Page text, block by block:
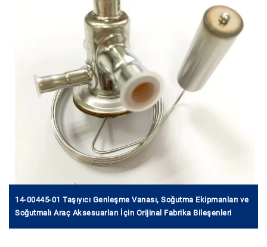
14-00445-01 Taşıyıcı Genleşme Vanası, Soğutma Ekipmanları ve
Soğutmalı Araç Aksesuarları İçin Orijinal Fabrika Bileşenleri